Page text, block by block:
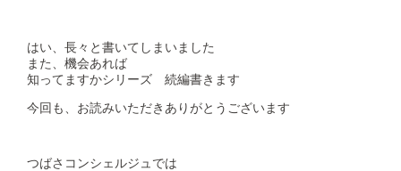
はい、長々と書いてしまいました
また、機会あれば
知ってますかシリーズ 続編書きます
今回も、お読みいただきありがとうございます
つばさコンシェルジュでは